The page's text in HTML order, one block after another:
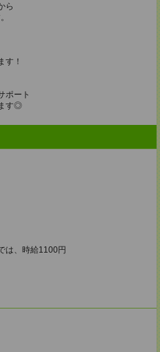
ら
す！
ポート
す◎
は、時給1100円